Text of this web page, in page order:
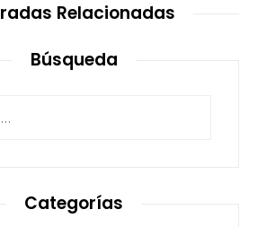
Relacionadas
Búsqueda
Categorías